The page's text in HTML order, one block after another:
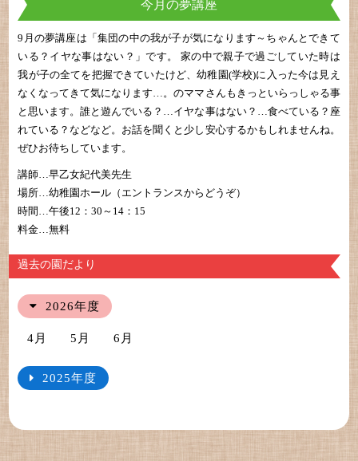
今月の夢講座
9月の夢講座は「集団の中の我が子が気になります～ちゃんとできて
いる？イヤな事はない？」です。 家の中で親子で過ごしていた時は
我が子の全てを把握できていたけど、幼稚園(学校)に入った今は見え
なくなってきて気になります…。のママさんもきっといらっしゃる事
と思います。誰と遊んでいる？…イヤな事はない？…食べている？座
れている？などなど。お話を聞くと少し安心するかもしれませんね。
ぜひお待ちしています。
講師…早乙女紀代美先生
場所…幼稚園ホール（エントランスからどうぞ）
時間…午後12：30～14：15
料金…無料
過去の園だより
2026年度
4月 5月 6月
2025年度